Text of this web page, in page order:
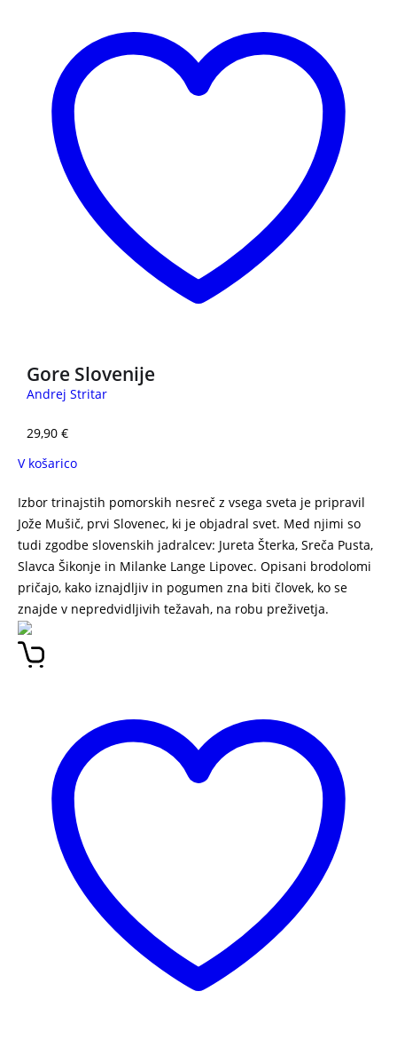
Gore Slovenije
Andrej Stritar
29,90 €
V košarico
Izbor trinajstih pomorskih nesreč z vsega sveta je pripravil
Jože Mušič, prvi Slovenec, ki je objadral svet. Med njimi so
tudi zgodbe slovenskih jadralcev: Jureta Šterka, Sreča Pusta,
Slavca Šikonje in Milanke Lange Lipovec. Opisani brodolomi
pričajo, kako iznajdljiv in pogumen zna biti človek, ko se
znajde v nepredvidljivih težavah, na robu preživetja.